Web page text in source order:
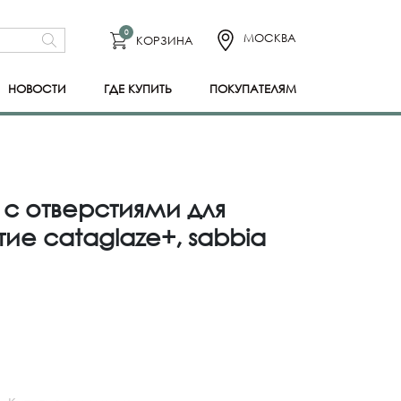
0
КОРЗИНА МОСКВА
НОВОСТИ ГДЕ КУПИТЬ ПОКУПАТЕЛЯМ
отверстиями для
cataglaze+, sabbia